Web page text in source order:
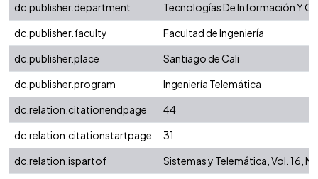
dc.publisher.department
Tecnologías De Información Y
dc.publisher.faculty
Facultad de Ingeniería
dc.publisher.place
Santiago de Cali
dc.publisher.program
Ingeniería Telemática
dc.relation.citationendpage
44
dc.relation.citationstartpage
31
dc.relation.ispartof
Sistemas y Telemática, Vol. 16,